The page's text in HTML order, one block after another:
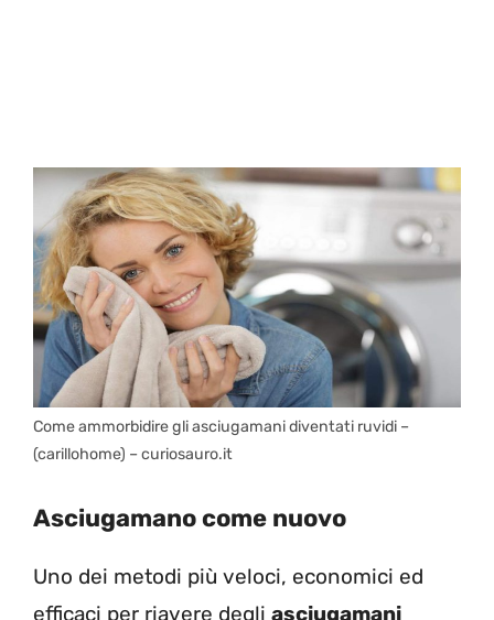
Come ammorbidire gli asciugamani diventati ruvidi –
(carillohome) – curiosauro.it
Asciugamano come nuovo
Uno dei metodi più veloci, economici ed
efficaci per riavere degli asciugamani